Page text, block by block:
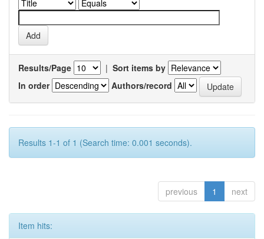
Results/Page | Sort items by
In order
Authors/record
Results 1-1 of 1 (Search time: 0.001 seconds).
previous 1 next
Item hits: